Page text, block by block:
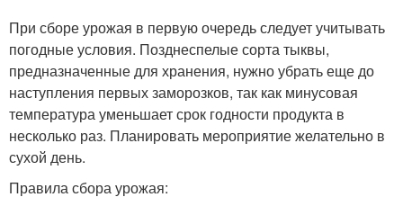
При сборе урожая в первую очередь следует учитывать
погодные условия. Позднеспелые сорта тыквы,
предназначенные для хранения, нужно убрать еще до
наступления первых заморозков, так как минусовая
температура уменьшает срок годности продукта в
несколько раз. Планировать мероприятие желательно в
сухой день.
Правила сбора урожая: